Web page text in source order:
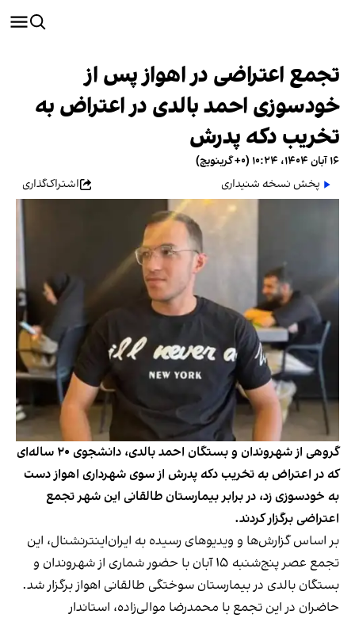
تجمع اعتراضی در اهواز پس از
خودسوزی احمد بالدی در اعتراض به
تخریب دکه پدرش
۱۶ آبان ۱۴۰۴، ۱۰:۲۴ (‎+۰ گرینویچ)
پخش نسخه شنیداری
اشتراک‌گذاری
گروهی از شهروندان و بستگان احمد بالدی، دانشجوی ۲۰ ساله‌ای
که در اعتراض به تخریب دکه پدرش از سوی شهرداری اهواز دست
به خودسوزی زد، در برابر بیمارستان طالقانی این شهر تجمع
اعتراضی برگزار کردند.
بر اساس گزارش‌ها و ویدیوهای رسیده به ایران‌اینترنشنال، این
تجمع عصر پنج‌شنبه ۱۵ آبان با حضور شماری از شهروندان و
بستگان بالدی در بیمارستان سوختگی طالقانی اهواز برگزار شد.
حاضران در این تجمع با محمدرضا موالی‌زاده، استاندار